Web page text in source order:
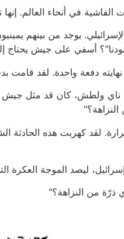
الفاشية في أنحاء العالم.
يوجد من بينهم
أسفي على جيش يحتاج
دفعة واحدة. لقد قامت
ولطش، كان قد مثل جيش
لقد كهربت هذه الحادثة
ليصد الموجة العكرة
ذرّة من النزاهة؟"